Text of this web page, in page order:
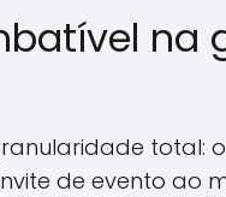
na
total:
de evento ao